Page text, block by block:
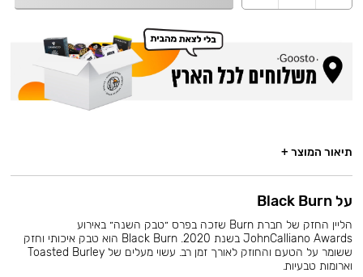
תיאור המוצר +
על Black Burn
הליין החזק של חברת Burn שזכה בפרס ״טבק השנה״ באירוע
JohnCalliano Awards בשנת 2020. Black Burn הוא טבק איכותי וחזק
ששומר על הטעם והחוזק לאורך זמן רב. עשוי מעלים של Toasted Burley
וארומות טבעיות.